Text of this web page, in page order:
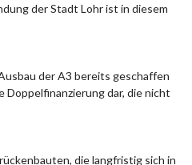
der Stadt Lohr ist in diesem
der A3 bereits geschaffen
dar, die nicht
die langfristig sich in